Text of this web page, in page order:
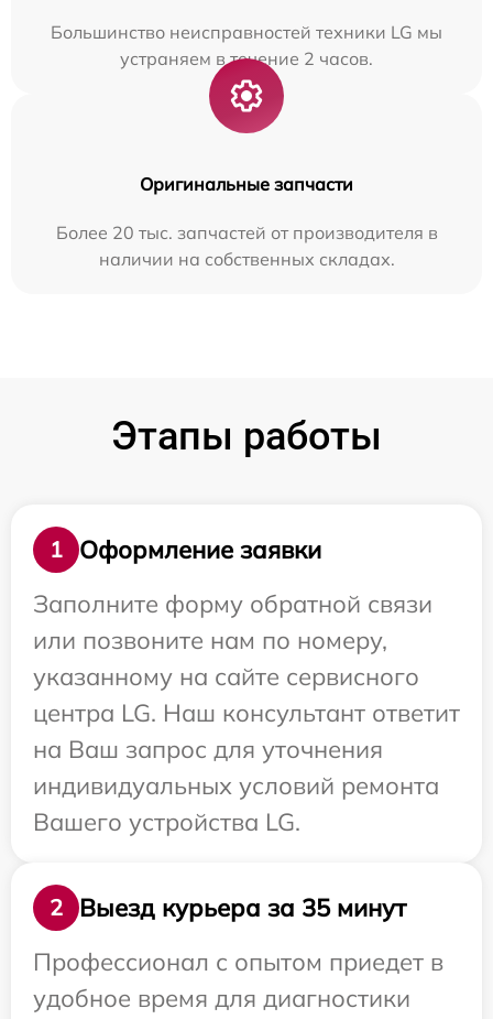
Большинство неисправностей техники LG мы
устраняем в течение 2 часов.
Оригинальные запчасти
Более 20 тыс. запчастей от производителя в
наличии на собственных складах.
Этапы работы
1
Оформление заявки
Заполните форму обратной связи
или позвоните нам по номеру,
указанному на сайте сервисного
центра LG. Наш консультант ответит
на Ваш запрос для уточнения
индивидуальных условий ремонта
Вашего устройства LG.
2
Выезд курьера за 35 минут
Профессионал с опытом приедет в
удобное время для диагностики